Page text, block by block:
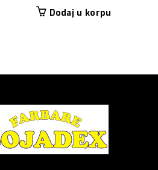
Dodaj u korpu